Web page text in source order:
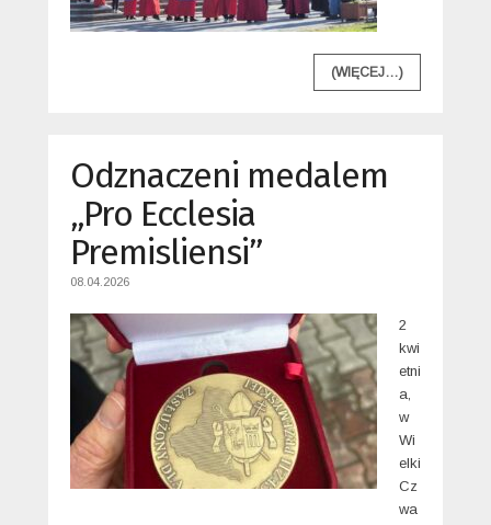
(WIĘCEJ…)
Odznaczeni medalem
„Pro Ecclesia
Premisliensi”
08.04.2026
2
kwi
etni
a,
w
Wi
elki
Cz
wa